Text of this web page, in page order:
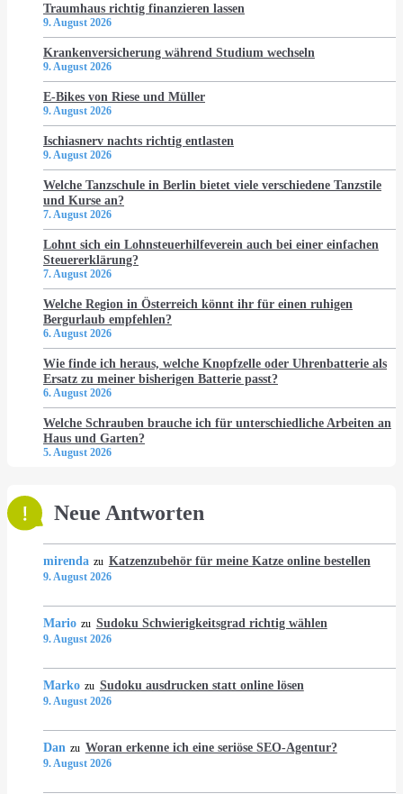
Traumhaus richtig finanzieren lassen
9. August 2026
Krankenversicherung während Studium wechseln
9. August 2026
E-Bikes von Riese und Müller
9. August 2026
Ischiasnerv nachts richtig entlasten
9. August 2026
Welche Tanzschule in Berlin bietet viele verschiedene Tanzstile
und Kurse an?
7. August 2026
Lohnt sich ein Lohnsteuerhilfeverein auch bei einer einfachen
Steuererklärung?
7. August 2026
Welche Region in Österreich könnt ihr für einen ruhigen
Bergurlaub empfehlen?
6. August 2026
Wie finde ich heraus, welche Knopfzelle oder Uhrenbatterie als
Ersatz zu meiner bisherigen Batterie passt?
6. August 2026
Welche Schrauben brauche ich für unterschiedliche Arbeiten an
Haus und Garten?
5. August 2026
Neue Antworten
mirenda zu Katzenzubehör für meine Katze online bestellen
9. August 2026
Mario zu Sudoku Schwierigkeitsgrad richtig wählen
9. August 2026
Marko zu Sudoku ausdrucken statt online lösen
9. August 2026
Dan zu Woran erkenne ich eine seriöse SEO-Agentur?
9. August 2026